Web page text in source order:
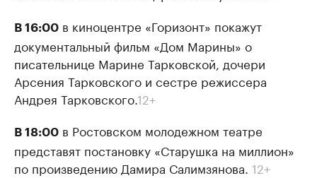
В 16:00 в киноцентре «Горизонт» покажут
документальный фильм «Дом Марины» о
писательнице Марине Тарковской, дочери
Арсения Тарковского и сестре режиссера
Андрея Тарковского.12+
В 18:00 в Ростовском молодежном театре
представят постановку «Старушка на миллион»
по произведению Дамира Салимзянова. 12+